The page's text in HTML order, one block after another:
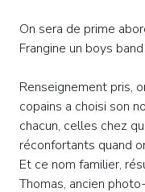
On sera de prime
Frangine un boys
Renseignement pris,
copains a choisi son
chacun, celles chez
réconfortants quand
Et ce nom familier,
Thomas, ancien